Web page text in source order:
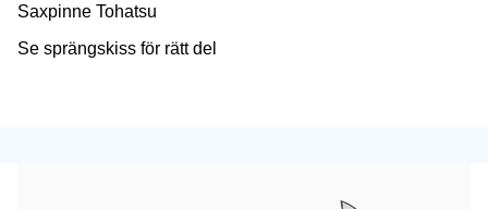
Saxpinne Tohatsu
Se sprängskiss för rätt del